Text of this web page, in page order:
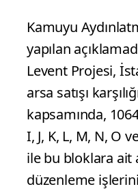
Kamuyu
yapılan
Levent Projesi,
arsa satışı
kapsamında,
I, J, K, L, M, N, O
ile bu bloklara ait
düzenleme